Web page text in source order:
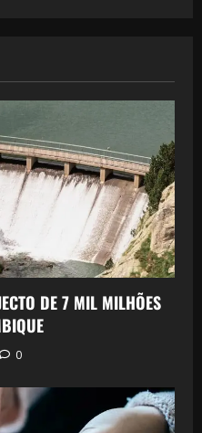
DE 7 MIL MILHÕES
0